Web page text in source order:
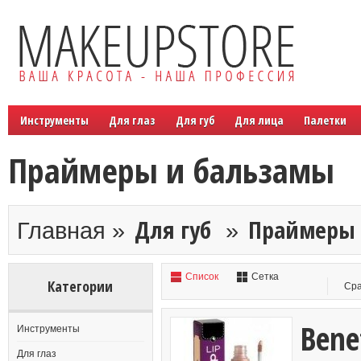
Инструменты Для глаз Для губ Для лица Палетки
Праймеры и бальзамы
Главная » Для губ » Праймеры
Категории
Инструменты
Для глаз
Список
Сетка